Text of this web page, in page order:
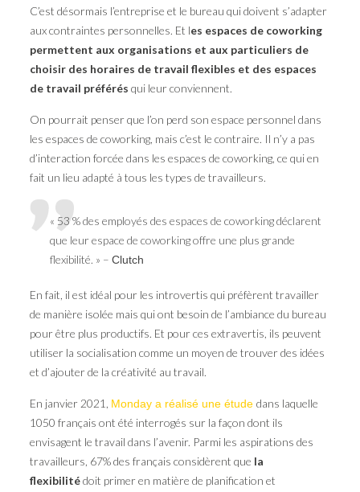
C’est désormais l’entreprise et le bureau qui doivent s’adapter
aux contraintes personnelles. Et les espaces de coworking
permettent aux organisations et aux particuliers de
choisir des horaires de travail flexibles et des espaces
de travail préférés qui leur conviennent.
On pourrait penser que l’on perd son espace personnel dans
les espaces de coworking, mais c’est le contraire. Il n’y a pas
d’interaction forcée dans les espaces de coworking, ce qui en
fait un lieu adapté à tous les types de travailleurs.
« 53 % des employés des espaces de coworking déclarent
que leur espace de coworking offre une plus grande
flexibilité. » – Clutch
En fait, il est idéal pour les introvertis qui préfèrent travailler
de manière isolée mais qui ont besoin de l’ambiance du bureau
pour être plus productifs. Et pour ces extravertis, ils peuvent
utiliser la socialisation comme un moyen de trouver des idées
et d’ajouter de la créativité au travail.
En janvier 2021, Monday a réalisé une étude dans laquelle
1050 français ont été interrogés sur la façon dont ils
envisagent le travail dans l’avenir. Parmi les aspirations des
travailleurs, 67% des français considèrent que la
flexibilitédoit primer en matière de planification et